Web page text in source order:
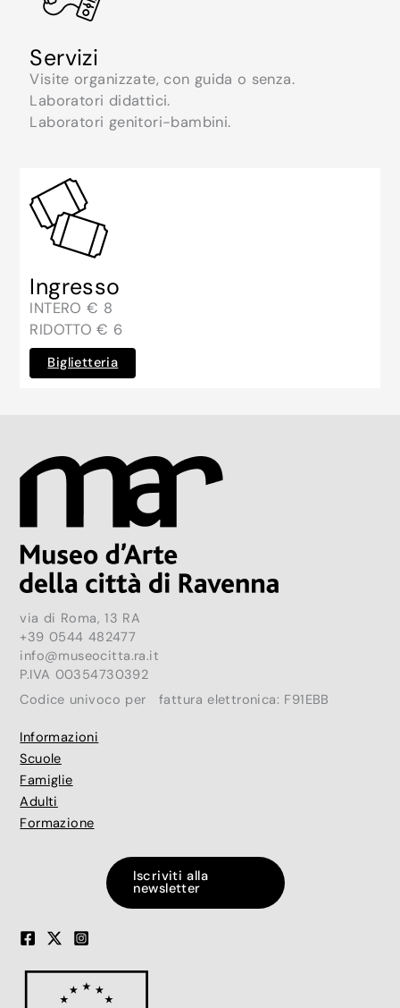
Servizi
Visite organizzate, con guida o senza.
Laboratori didattici.
Laboratori genitori-bambini.
Ingresso
INTERO € 8
RIDOTTO € 6
Biglietteria
via di Roma, 13 RA
+39 0544 482477
info@museocitta.ra.it
P.IVA 00354730392
Codice univoco per fattura elettronica: F91EBB
Informazioni
Scuole
Famiglie
Adulti
Formazione
Iscriviti alla
newsletter